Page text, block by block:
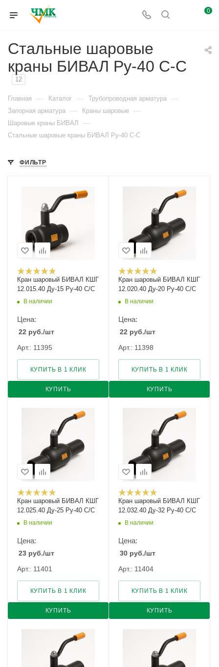
0
Стальные шаровые
краны БИВАЛ Ру-40 С-С
12
Главная — Каталог — Трубопроводная арматура —
Запорная арматура — Краны шаровые —
Шаровые краны БИВАЛ —
Стальные шаровые краны БИВАЛ Ру-40 С-С
ФИЛЬТР
Кран шаровый БИВАЛ КШГ
12.015.40 Ду-15 Ру-40 С/С
В наличии
Цена:
22 руб./шт
Арт.: 11395
КУПИТЬ
КУПИТЬ В 1 КЛИК
Кран шаровый БИВАЛ КШГ
12.020.40 Ду-20 Ру-40 С/С
В наличии
Цена:
22 руб./шт
Арт.: 11398
КУПИТЬ
КУПИТЬ В 1 КЛИК
Кран шаровый БИВАЛ КШГ
12.025.40 Ду-25 Ру-40 С/С
В наличии
Цена:
23 руб./шт
Арт.: 11401
КУПИТЬ
КУПИТЬ В 1 КЛИК
Кран шаровый БИВАЛ КШГ
12.032.40 Ду-32 Ру-40 С/С
В наличии
Цена:
30 руб./шт
Арт.: 11404
КУПИТЬ
КУПИТЬ В 1 КЛИК